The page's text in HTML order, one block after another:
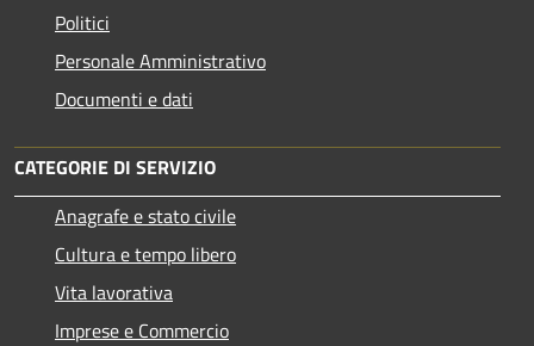
Politici
Personale Amministrativo
Documenti e dati
CATEGORIE DI SERVIZIO
Anagrafe e stato civile
Cultura e tempo libero
Vita lavorativa
Imprese e Commercio